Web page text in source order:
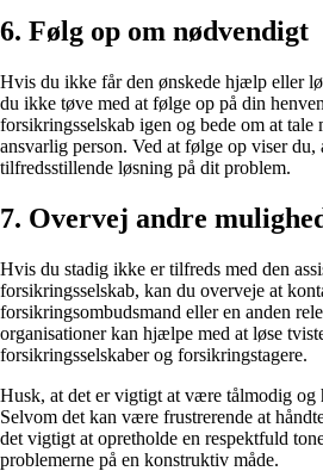
6. Følg op om nødvendigt
Hvis du ikke får den ønskede hjælp eller
du ikke tøve med at følge op på din
forsikringsselskab igen og bede om at tale
ansvarlig person. Ved at følge op viser du,
tilfredsstillende løsning på dit problem.
7. Overvej andre
Hvis du stadig ikke er tilfreds med den
forsikringsselskab, kan du overveje at
forsikringsombudsmand eller en anden
organisationer kan hjælpe med at løse
forsikringsselskaber og forsikringstagere.
Husk, at det er vigtigt at være tålmodig og
Selvom det kan være frustrerende at
det vigtigt at opretholde en respektfuld
problemerne på en konstruktiv måde.